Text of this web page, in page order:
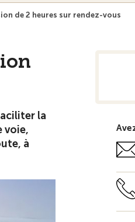
de 2 heures sur rendez-vous
la
voie,
à